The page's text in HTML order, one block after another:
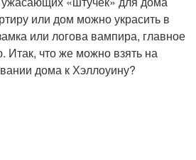
или дом можно украсить в
или логова вампира, главное
Итак, что же можно взять на
дома к Хэллоуину?